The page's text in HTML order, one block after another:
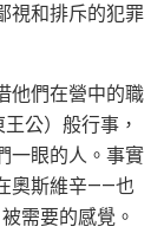
視和排斥的犯罪
他們在營中的職
公）般行事，
一眼的人。事實
奧斯維辛——也
需要的感覺。